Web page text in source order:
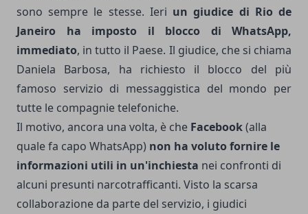
sono sempre le stesse. Ieri un giudice di Rio de
Janeiro ha imposto il blocco di WhatsApp,
immediato, in tutto il Paese. Il giudice, che si chiama
Daniela Barbosa, ha richiesto il blocco del più
famoso servizio di messaggistica del mondo per
tutte le compagnie telefoniche.
Il motivo, ancora una volta, è che Facebook(alla
quale fa capo WhatsApp) non ha voluto fornire le
informazioni utili in un'inchiesta nei confronti di
alcuni presunti narcotrafficanti. Visto la scarsa
collaborazione da parte del servizio, i giudici